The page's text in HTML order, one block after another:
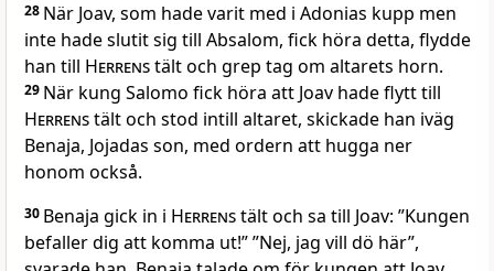
28 När Joav, som hade varit med i Adonias kupp men
inte hade slutit sig till Absalom, fick höra detta, flydde
han till Herrenstält och grep tag om altarets horn.
29 När kung Salomo fick höra att Joav hade flytt till
Herrenstält och stod intill altaret, skickade han iväg
Benaja, Jojadas son, med ordern att hugga ner
honom också.
30 Benaja gick in i Herrenstält och sa till Joav: ”Kungen
befaller dig att komma ut!” ”Nej, jag vill dö här”,